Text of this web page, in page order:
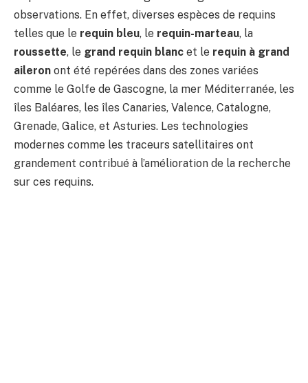
observations. En effet, diverses espèces de requins
telles que le requin bleu, le requin-marteau, la
roussette, le grand requin blanc et le requin à grand
aileron ont été repérées dans des zones variées
comme le Golfe de Gascogne, la mer Méditerranée, les
îles Baléares, les îles Canaries, Valence, Catalogne,
Grenade, Galice, et Asturies. Les technologies
modernes comme les traceurs satellitaires ont
grandement contribué à l’amélioration de la recherche
sur ces requins.